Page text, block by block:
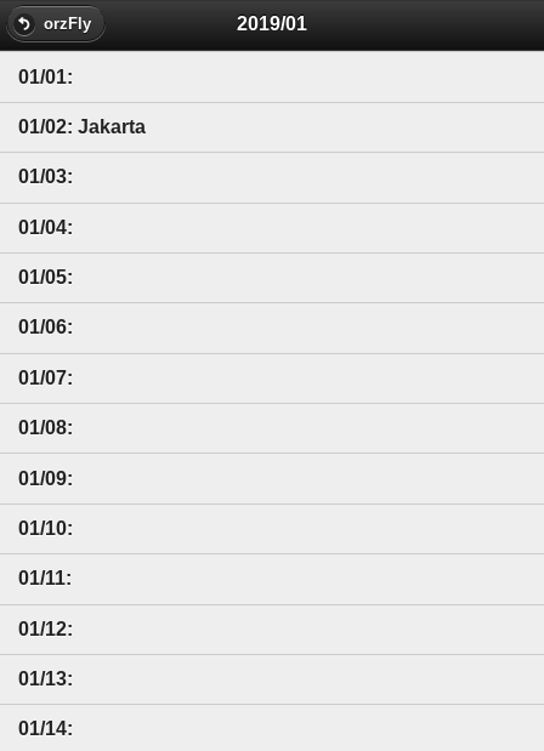
orzFly 2019/01
01/01:
01/02: Jakarta
01/03:
01/04:
01/05:
01/06:
01/07:
01/08:
01/09:
01/10:
01/11:
01/12:
01/13:
01/14: